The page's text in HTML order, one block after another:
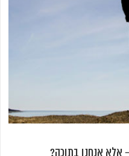
אלא אנחנו בתוכה?